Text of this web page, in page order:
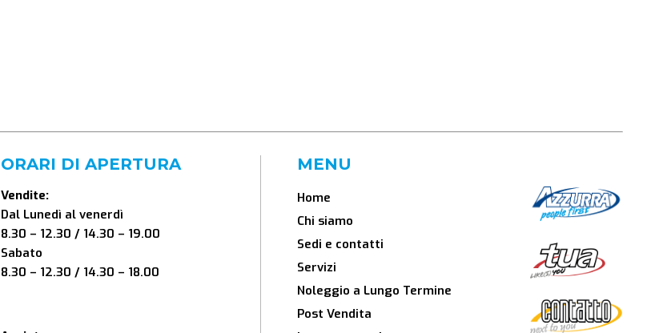
ORARI DI APERTURA
Vendite:
Dal Lunedì al venerdì
8.30 – 12.30 / 14.30 – 19.00
Sabato
8.30 – 12.30 / 14.30 – 18.00
MENU
Home
Chi siamo
Sedi e contatti
Servizi
Noleggio a Lungo Termine
Post Vendita